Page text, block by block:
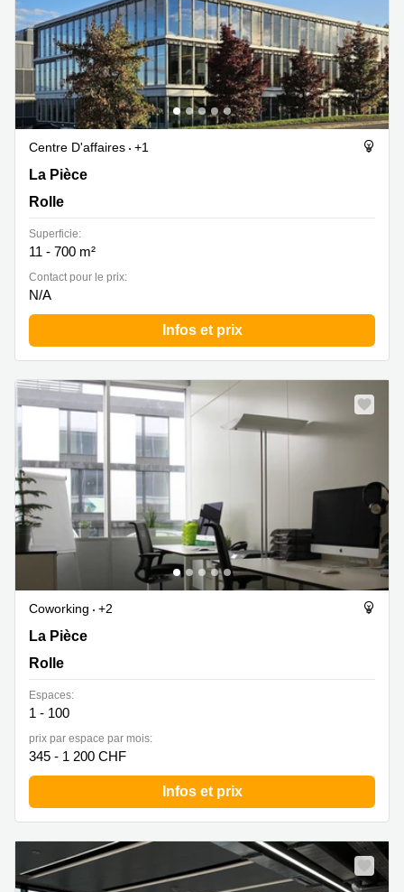
Centre D'affaires
+1
Z. A. La Pièce 1, Rolle
La Pièce
Rolle
Superficie:
11 - 700 m²
Contact pour le prix:
N/A
Infos et prix
Coworking
+2
Z. A. La Pièce 1, Rolle
La Pièce
Rolle
Espaces:
1 - 100
prix par espace par mois:
345 - 1 200 CHF
Infos et prix